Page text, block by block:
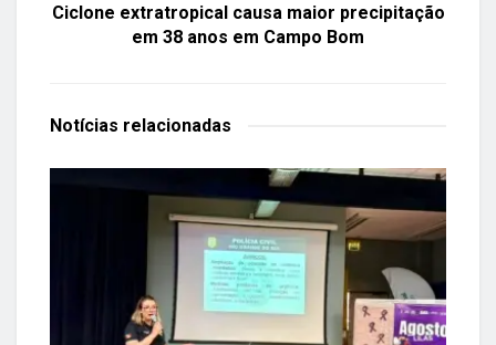
Ciclone extratropical causa maior precipitação
em 38 anos em Campo Bom
Notícias relacionadas